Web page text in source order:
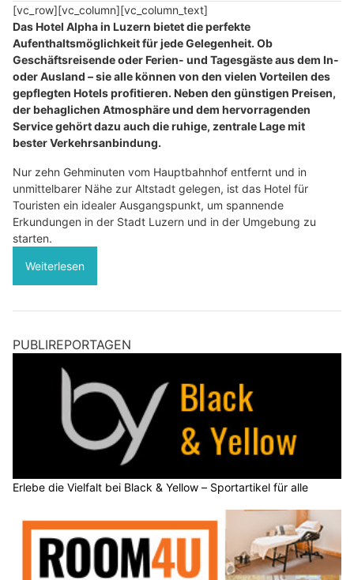
[vc_row][vc_column][vc_column_text]
Das Hotel Alpha in Luzern bietet die perfekte
Aufenthaltsmöglichkeit für jede Gelegenheit. Ob
Geschäftsreisende oder Ferien- und Tagesgäste aus dem In-
oder Ausland – sie alle können von den vielen Vorteilen des
gepflegten Hotels profitieren. Neben den günstigen Preisen,
der behaglichen Atmosphäre und dem hervorragenden
Service gehört dazu auch die ruhige, zentrale Lage mit
bester Verkehrsanbindung.
Nur zehn Gehminuten vom Hauptbahnhof entfernt und in
unmittelbarer Nähe zur Altstadt gelegen, ist das Hotel für
Touristen ein idealer Ausgangspunkt, um spannende
Erkundungen in der Stadt Luzern und in der Umgebung zu
starten.
Weiterlesen
PUBLIREPORTAGEN
Erlebe die Vielfalt bei Black & Yellow – Sportartikel für alle